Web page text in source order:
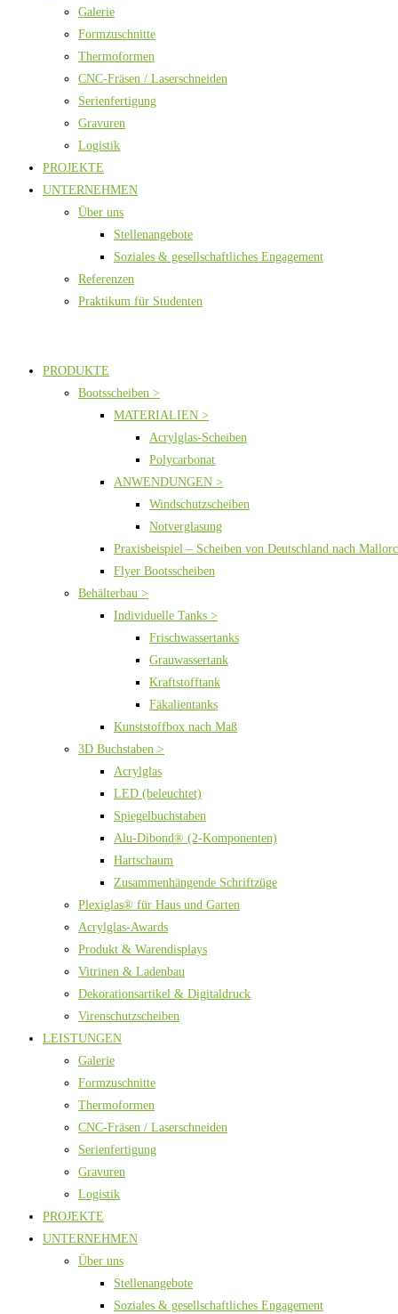
Galerie
Formzuschnitte
Thermoformen
CNC-Fräsen / Laserschneiden
Serienfertigung
Gravuren
Logistik
PROJEKTE
UNTERNEHMEN
Über uns
Stellenangebote
Soziales & gesellschaftliches Engagement
Referenzen
Praktikum für Studenten
PRODUKTE
Bootsscheiben >
MATERIALIEN >
Acrylglas-Scheiben
Polycarbonat
ANWENDUNGEN >
Windschutzscheiben
Notverglasung
Praxisbeispiel – Scheiben von Deutschland nach
Flyer Bootsscheiben
Behälterbau >
Individuelle Tanks >
Frischwassertanks
Grauwassertank
Kraftstofftank
Fäkalientanks
Kunststoffbox nach Maß
3D Buchstaben >
Acrylglas
LED (beleuchtet)
Spiegelbuchstaben
Alu-Dibond® (2-Komponenten)
Hartschaum
Zusammenhängende Schriftzüge
Plexiglas® für Haus und Garten
Acrylglas-Awards
Produkt & Warendisplays
Vitrinen & Ladenbau
Dekorationsartikel & Digitaldruck
Virenschutzscheiben
LEISTUNGEN
Galerie
Formzuschnitte
Thermoformen
CNC-Fräsen / Laserschneiden
Serienfertigung
Gravuren
Logistik
PROJEKTE
UNTERNEHMEN
Über uns
Stellenangebote
Soziales & gesellschaftliches Engagement